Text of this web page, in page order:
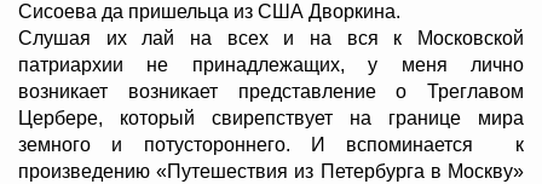
Сисоева да пришельца из США Дворкина.
Слушая их лай на всех и на вся к Московской
патриархии не принадлежащих, у меня лично
возникает возникает представление о Треглавом
Цербере, который свирепствует на границе мира
земного и потустороннего. И вспоминается к
произведению «Путешествия из Петербурга в Москву»